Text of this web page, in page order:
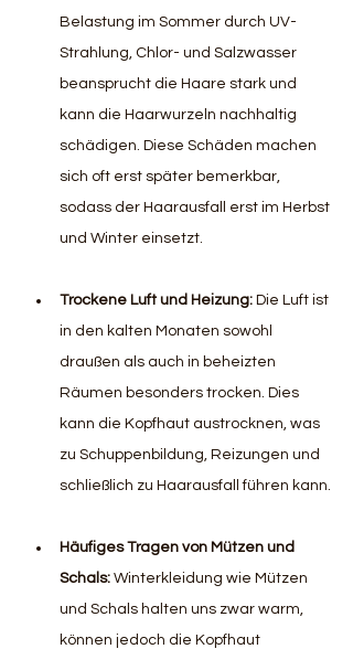
Belastung im Sommer durch UV-
Strahlung, Chlor- und Salzwasser
beansprucht die Haare stark und
kann die Haarwurzeln nachhaltig
schädigen. Diese Schäden machen
sich oft erst später bemerkbar,
sodass der Haarausfall erst im Herbst
und Winter einsetzt.
Trockene Luft und Heizung: Die Luft ist
in den kalten Monaten sowohl
draußen als auch in beheizten
Räumen besonders trocken. Dies
kann die Kopfhaut austrocknen, was
zu Schuppenbildung, Reizungen und
schließlich zu Haarausfall führen kann.
Häufiges Tragen von Mützen und
Schals: Winterkleidung wie Mützen
und Schals halten uns zwar warm,
können jedoch die Kopfhaut